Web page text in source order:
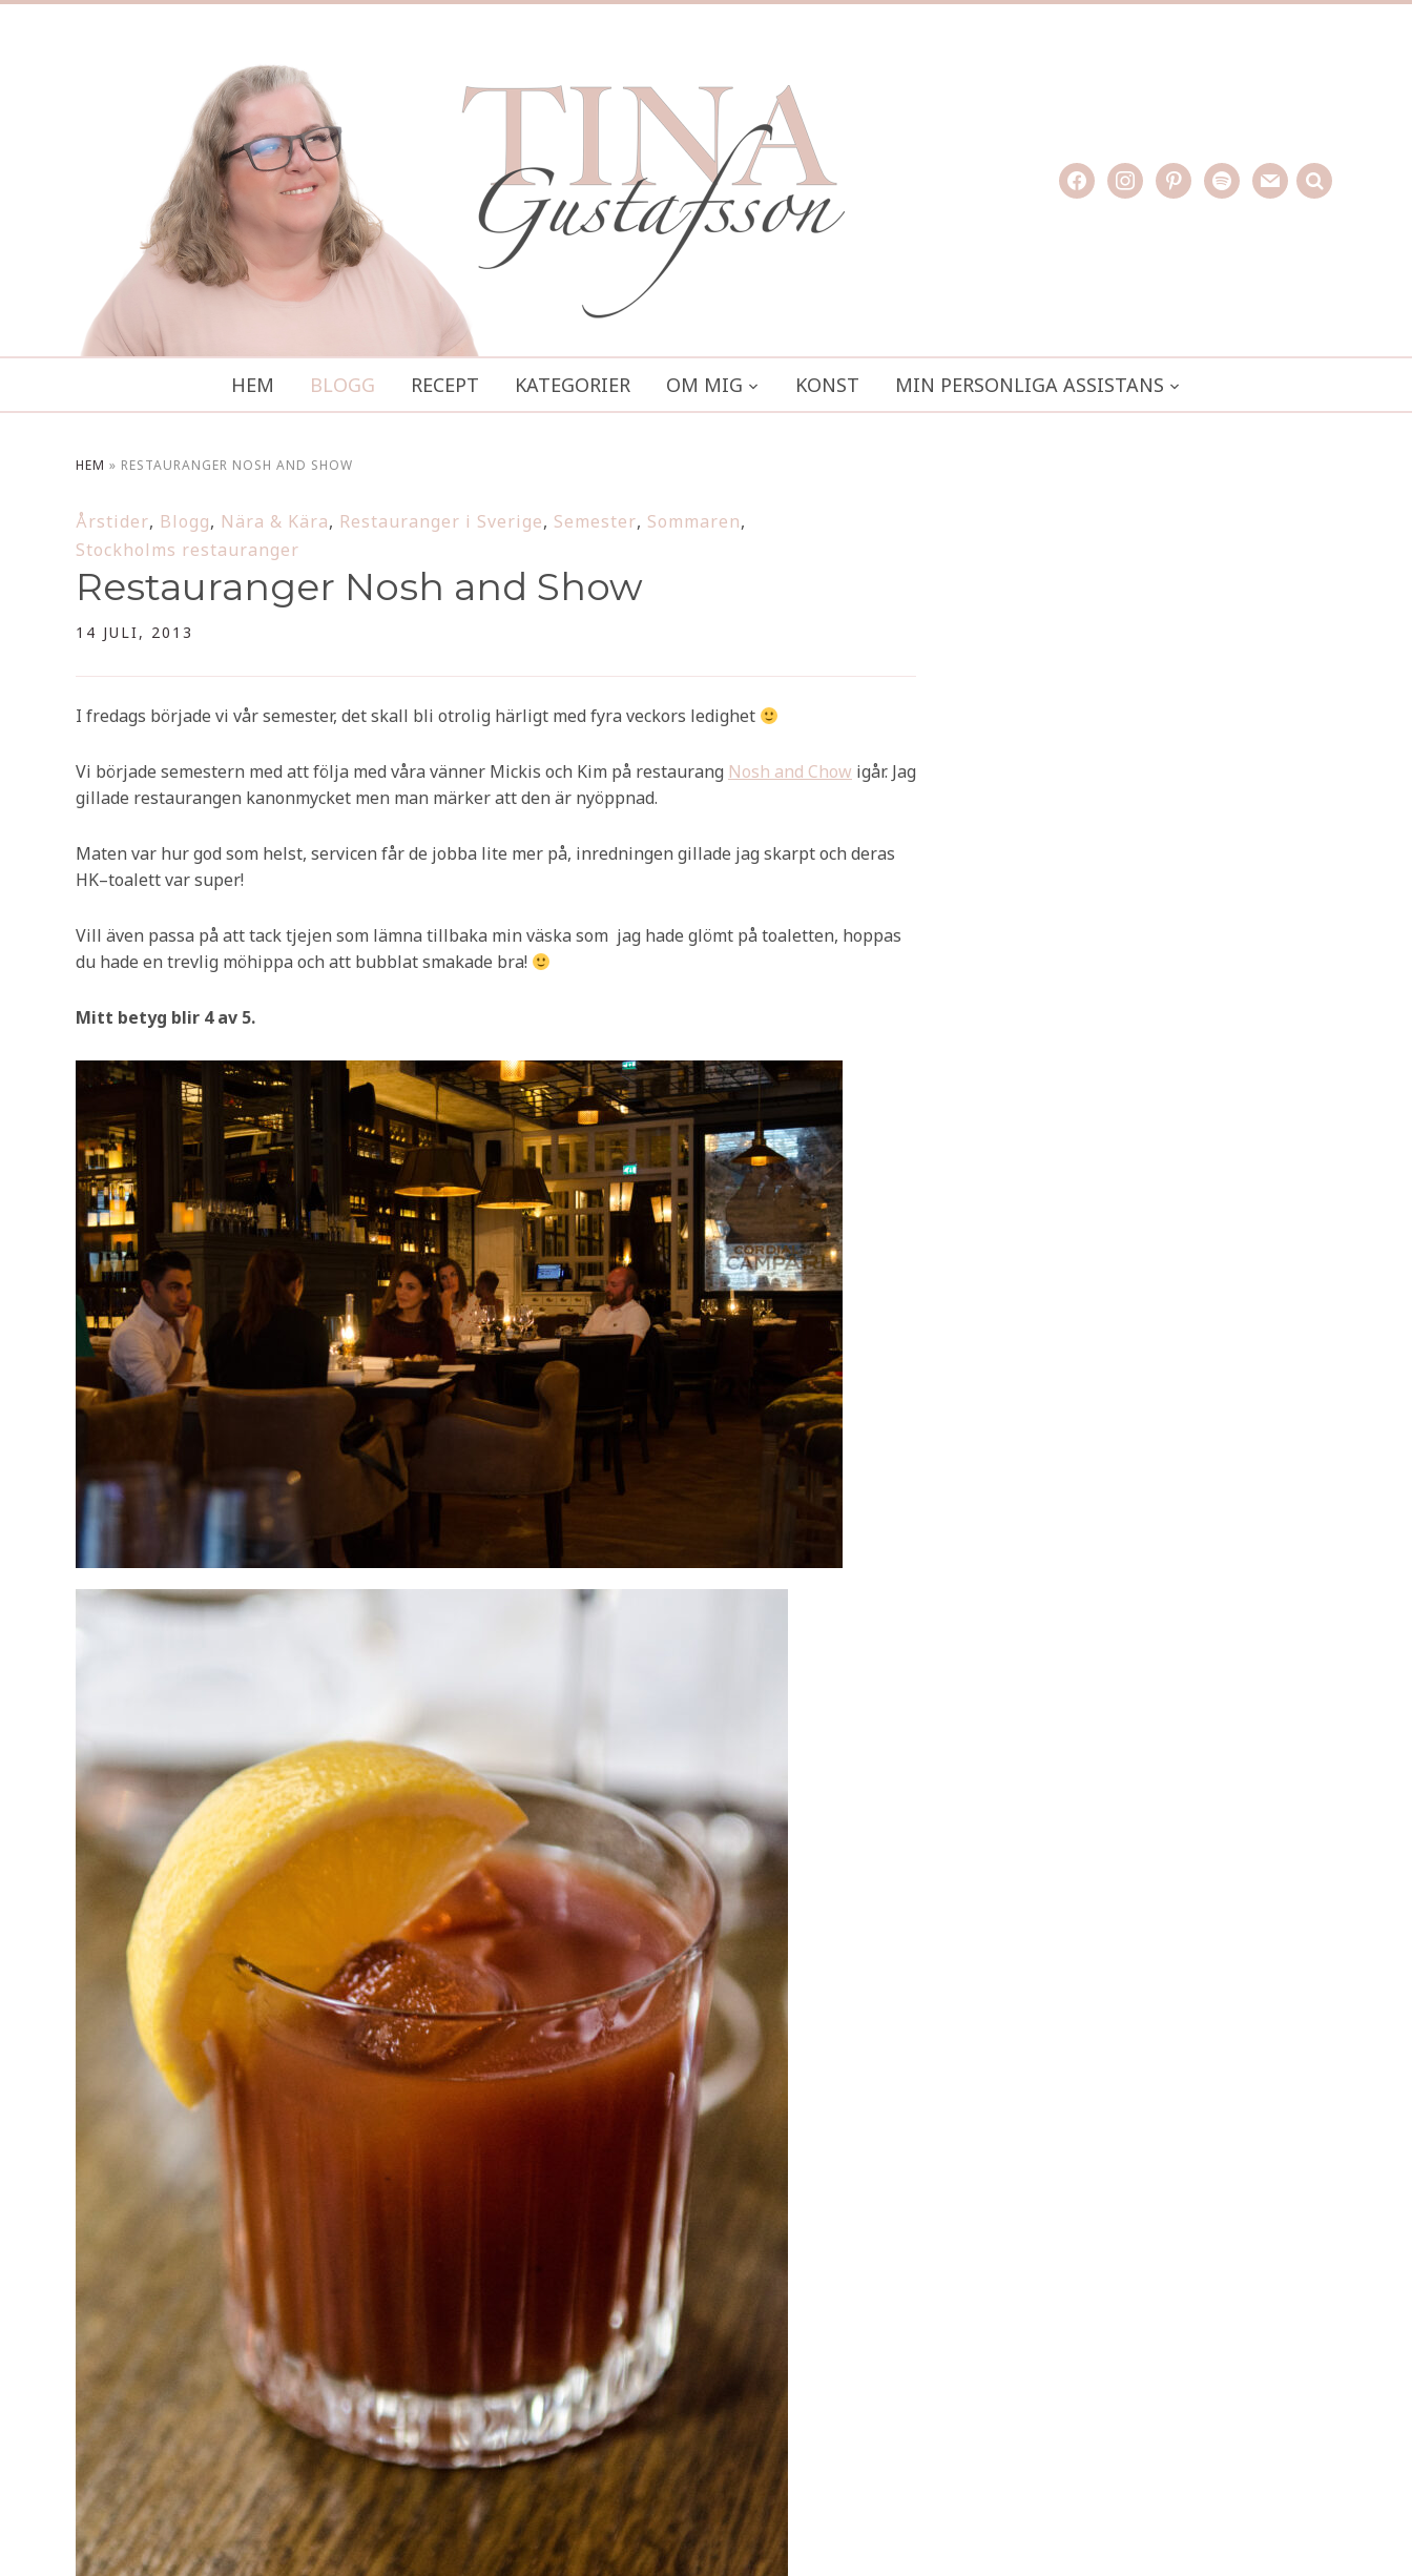
facebookinstagrampinterestspotifymail search
HEM BLOGG RECEPT KATEGORIER OM MIG KONST MIN PERSONLIGA ASSISTANS
HEM » RESTAURANGER NOSH AND SHOW
Årstider, Blogg, Nära & Kära, Restauranger i Sverige, Semester, Sommaren,
Stockholms restauranger
Restauranger Nosh and Show
14 JULI, 2013
I fredags började vi vår semester, det skall bli otrolig härligt med fyra veckors ledighet
Vi började semestern med att följa med våra vänner Mickis och Kim på restaurang Nosh and Chow igår. Jag
gillade restaurangen kanonmycket men man märker att den är nyöppnad.
Maten var hur god som helst, servicen får de jobba lite mer på, inredningen gillade jag skarpt och deras
HK–toalett var super!
Vill även passa på att tack tjejen som lämna tillbaka min väska som jag hade glömt på toaletten, hoppas
du hade en trevlig möhippa och att bubblat smakade bra!
Mitt betyg blir 4 av 5.